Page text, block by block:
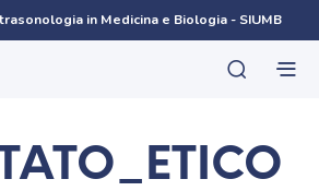
in Medicina e Biologia - SIUMB